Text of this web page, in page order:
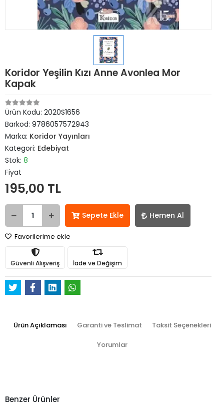
Koridor Yeşilin Kızı Anne Avonlea Mor
Kapak
Ürün Kodu: 2020S1656
Barkod: 9786057572943
Marka: Koridor Yayınları
Kategori: Edebiyat
Stok: 8
Fiyat
195,00 TL
Sepete Ekle Hemen Al
Favorilerime ekle
Güvenli Alışveriş İade ve Değişim
Ürün Açıklaması Garanti ve Teslimat Taksit Seçenekleri
Yorumlar
Benzer Ürünler